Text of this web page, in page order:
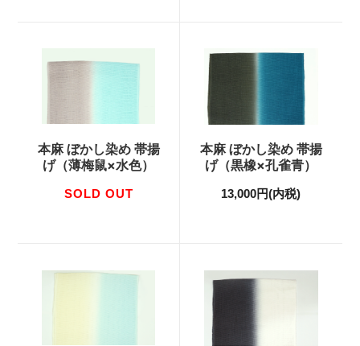
本麻 ぼかし染め 帯揚
げ（薄梅鼠×水色）
SOLD OUT
本麻 ぼかし染め 帯揚
げ（黒橡×孔雀青）
13,000円(内税)